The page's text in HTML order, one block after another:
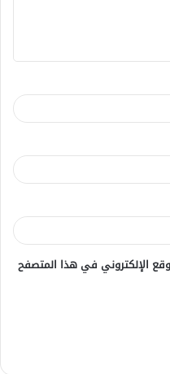
الإلكتروني في هذا المتصفح